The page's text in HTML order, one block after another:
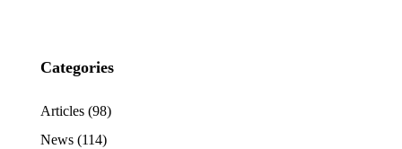
Categories
Articles (98)
News (114)